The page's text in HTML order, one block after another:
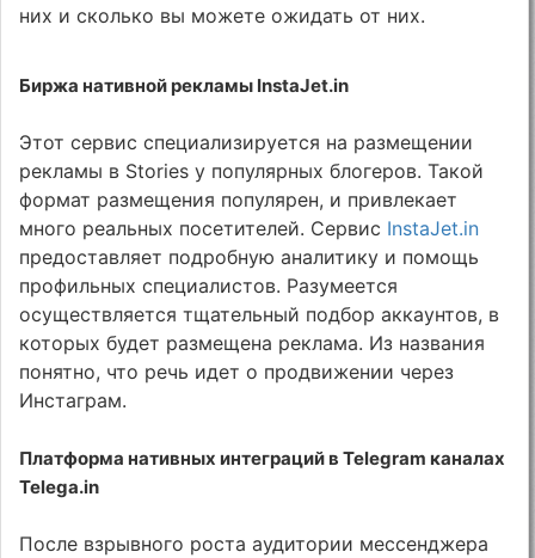
них и сколько вы можете ожидать от них.
Биржа нативной рекламы InstaJet.in
Этот сервис специализируется на размещении
рекламы в Stories у популярных блогеров. Такой
формат размещения популярен, и привлекает
много реальных посетителей. Сервис InstaJet.in
предоставляет подробную аналитику и помощь
профильных специалистов. Разумеется
осуществляется тщательный подбор аккаунтов, в
которых будет размещена реклама. Из названия
понятно, что речь идет о продвижении через
Инстаграм.
Платформа нативных интеграций в Telegram каналах
Telega.in
После взрывного роста аудитории мессенджера